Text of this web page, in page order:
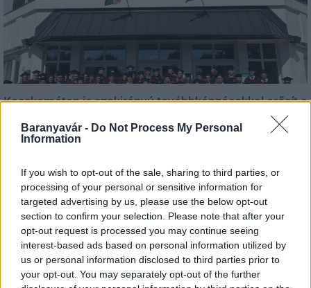
Baranyavár - Do Not Process My Personal
Information
If you wish to opt-out of the sale, sharing to third parties, or
processing of your personal or sensitive information for
targeted advertising by us, please use the below opt-out
section to confirm your selection. Please note that after your
opt-out request is processed you may continue seeing
interest-based ads based on personal information utilized by
us or personal information disclosed to third parties prior to
your opt-out. You may separately opt-out of the further
Kecskeméten is szakirányú továbbképzésekkel erősít a
Országos hírek
A lakosságra is fontos szerep hárul a
szúnyoginvázió elkerülésében